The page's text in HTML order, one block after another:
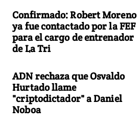
Confirmado: Robert Moreno
ya fue contactado por la FEF
para el cargo de entrenador
de La Tri
ADN rechaza que Osvaldo
Hurtado llame
"criptodictador" a Daniel
Noboa